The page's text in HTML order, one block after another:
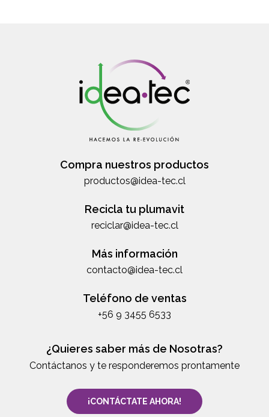
Compra nuestros productos
productos@idea-tec.cl
Recicla tu plumavit
reciclar@idea-tec.cl
Más información
contacto@idea-tec.cl
Teléfono de ventas
+56 9 3455 6533
¿Quieres saber más de Nosotras?
Contáctanos y te responderemos prontamente
¡CONTÁCTATE AHORA!